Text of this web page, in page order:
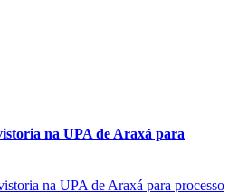
na UPA de Araxá para